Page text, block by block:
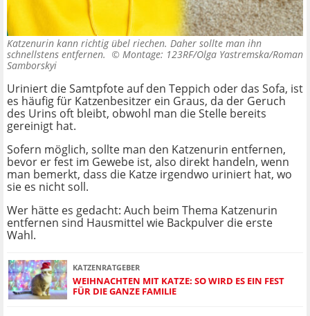
Katzenurin kann richtig übel riechen. Daher sollte man ihn
schnellstens entfernen. © Montage: 123RF/Olga Yastremska/Roman
Samborskyi
Uriniert die Samtpfote auf den Teppich oder das Sofa, ist
es häufig für Katzenbesitzer ein Graus, da der Geruch
des Urins oft bleibt, obwohl man die Stelle bereits
gereinigt hat.
Sofern möglich, sollte man den Katzenurin entfernen,
bevor er fest im Gewebe ist, also direkt handeln, wenn
man bemerkt, dass die Katze irgendwo uriniert hat, wo
sie es nicht soll.
Wer hätte es gedacht: Auch beim Thema Katzenurin
entfernen sind Hausmittel wie Backpulver die erste
Wahl.
KATZENRATGEBER
WEIHNACHTEN MIT KATZE: SO WIRD ES EIN FEST
FÜR DIE GANZE FAMILIE